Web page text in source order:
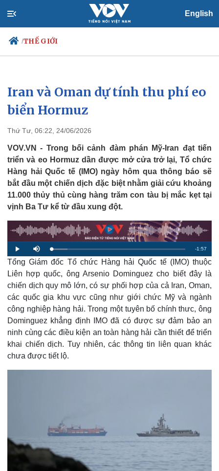
English
/THẾ GIỚI
Chính trị
Đảng
Tổ chức nhân sự
Nhận diện sự thật
Xã hội
Việc làm
Biển đảo
Iran và Oman dự tính thu phí eo
biển Hormuz
Thứ Tư, 06:22, 24/06/2026
VOV.VN - Trong bối cảnh đàm phán Mỹ-Iran đạt tiến
triển và eo Hormuz dần được mở cửa trở lại, Tổ chức
Hàng hải Quốc tế (IMO) ngày hôm qua thông báo sẽ
bắt đầu một chiến dịch đặc biệt nhằm giải cứu khoảng
11.000 thủy thủ cùng hàng trăm con tàu bị mắc kẹt tại
vịnh Ba Tư kể từ đầu xung đột.
P
l
a
y
M
u
t
e
L
o
a
d
d
1
1
.
9
9
%
R
e
m
n
-1:57
Tổng Giám đốc Tổ chức Hàng hải Quốc tế (IMO) thuộc
Liên hợp quốc, ông Arsenio Dominguez cho biết đây là
chiến dịch quy mô lớn, có sự phối hợp của cả Iran, Oman,
các quốc gia khu vực cũng như giới chức Mỹ và ngành
công nghiệp hàng hải. Trong một tuyên bố chính thưc, ông
Dominguez khẳng định IMO đã có được sự đảm bảo an
ninh cùng các điều kiện an toàn hàng hải cần thiết để triển
khai chiến dịch. Tuy nhiên, các thông tin liên quan khác
chưa được tiết lộ.